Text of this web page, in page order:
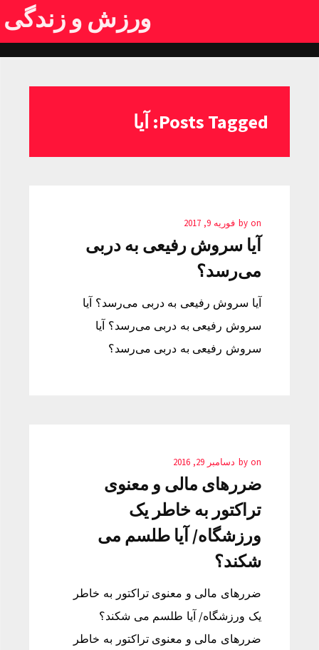
ورزش و زندگی
Posts Tagged: آیا
by on فوریه 9, 2017
آیا سروش رفیعی به دربی
می‌رسد؟
آیا سروش رفیعی به دربی می‌رسد؟ آیا
سروش رفیعی به دربی می‌رسد؟ آیا
سروش رفیعی به دربی می‌رسد؟
by on دسامبر 29, 2016
ضررهای مالی و معنوی
تراکتور به خاطر یک
ورزشگاه/ آیا طلسم می
شکند؟
ضررهای مالی و معنوی تراکتور به خاطر
یک ورزشگاه/ آیا طلسم می شکند؟
ضررهای مالی و معنوی تراکتور به خاطر